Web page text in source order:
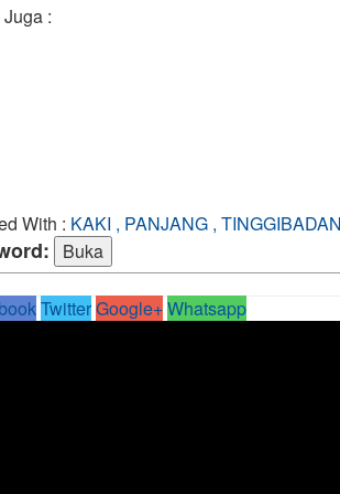
:
With : KAKI , PANJANG ,
TwitterGoogle+Whatsapp